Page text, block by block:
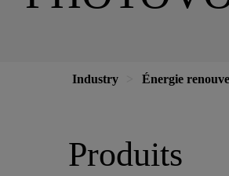
Industry Énergie
Produits